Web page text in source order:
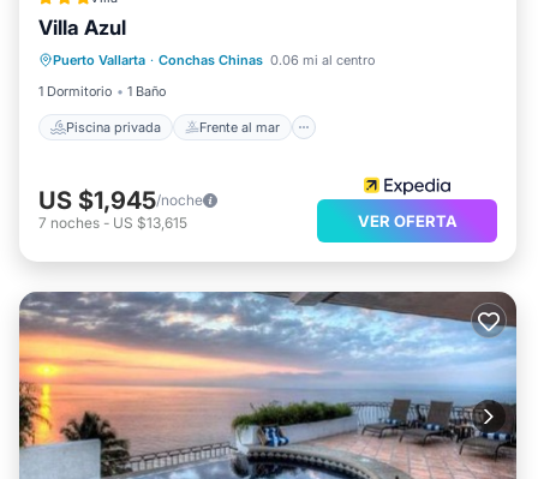
Villa Azul
Puerto Vallarta · Conchas Chinas 0.06 mi al centro
1 Dormitorio
1 Baño
Piscina privada Frente al mar
Piscina
Vista al mar
US $1,945/noche
7 noches - US $13,615 VER OFERTA